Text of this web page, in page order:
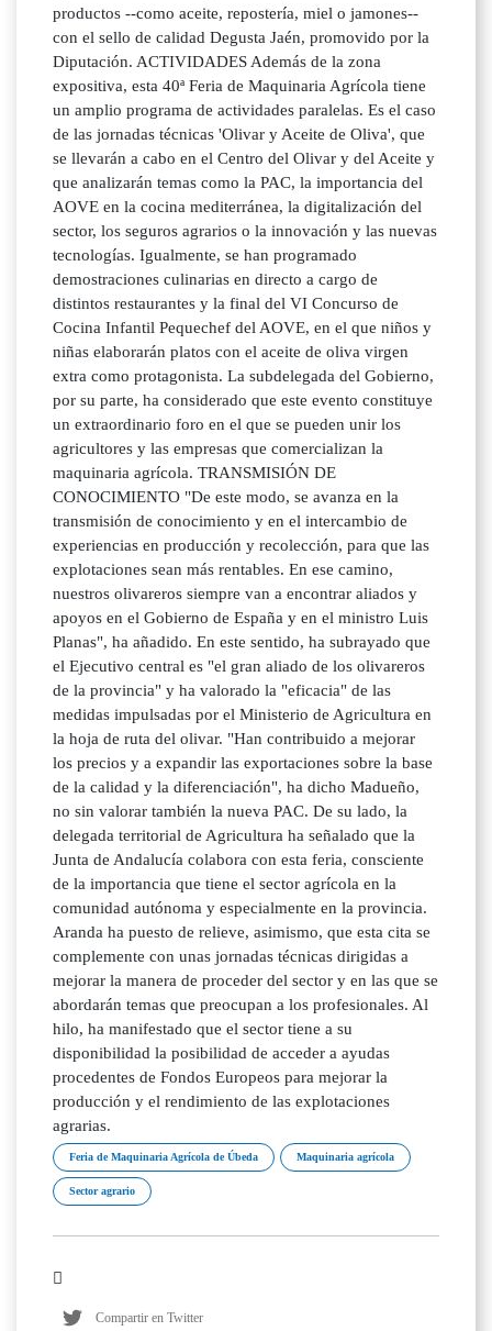
productos --como aceite, repostería, miel o jamones--
con el sello de calidad Degusta Jaén, promovido por la
Diputación. ACTIVIDADES Además de la zona
expositiva, esta 40ª Feria de Maquinaria Agrícola tiene
un amplio programa de actividades paralelas. Es el caso
de las jornadas técnicas 'Olivar y Aceite de Oliva', que
se llevarán a cabo en el Centro del Olivar y del Aceite y
que analizarán temas como la PAC, la importancia del
AOVE en la cocina mediterránea, la digitalización del
sector, los seguros agrarios o la innovación y las nuevas
tecnologías. Igualmente, se han programado
demostraciones culinarias en directo a cargo de
distintos restaurantes y la final del VI Concurso de
Cocina Infantil Pequechef del AOVE, en el que niños y
niñas elaborarán platos con el aceite de oliva virgen
extra como protagonista. La subdelegada del Gobierno,
por su parte, ha considerado que este evento constituye
un extraordinario foro en el que se pueden unir los
agricultores y las empresas que comercializan la
maquinaria agrícola. TRANSMISIÓN DE
CONOCIMIENTO "De este modo, se avanza en la
transmisión de conocimiento y en el intercambio de
experiencias en producción y recolección, para que las
explotaciones sean más rentables. En ese camino,
nuestros olivareros siempre van a encontrar aliados y
apoyos en el Gobierno de España y en el ministro Luis
Planas", ha añadido. En este sentido, ha subrayado que
el Ejecutivo central es "el gran aliado de los olivareros
de la provincia" y ha valorado la "eficacia" de las
medidas impulsadas por el Ministerio de Agricultura en
la hoja de ruta del olivar. "Han contribuido a mejorar
los precios y a expandir las exportaciones sobre la base
de la calidad y la diferenciación", ha dicho Madueño,
no sin valorar también la nueva PAC. De su lado, la
delegada territorial de Agricultura ha señalado que la
Junta de Andalucía colabora con esta feria, consciente
de la importancia que tiene el sector agrícola en la
comunidad autónoma y especialmente en la provincia.
Aranda ha puesto de relieve, asimismo, que esta cita se
complemente con unas jornadas técnicas dirigidas a
mejorar la manera de proceder del sector y en las que se
abordarán temas que preocupan a los profesionales. Al
hilo, ha manifestado que el sector tiene a su
disponibilidad la posibilidad de acceder a ayudas
procedentes de Fondos Europeos para mejorar la
producción y el rendimiento de las explotaciones
agrarias.
Feria de Maquinaria Agrícola de Úbeda Maquinaria agrícola
Sector agrario
Compartir en Twitter